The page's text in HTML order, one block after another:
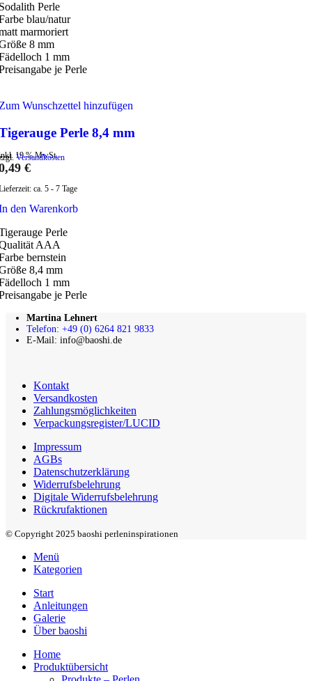
Perle
blau/natur
marmoriert
8 mm
1 mm
je Perle
Wunschzettel hinzufügen
Perle 8,4 mm
19 % MwSt.
Versandkosten
€
ca. 5 - 7 Tage
den Warenkorb
Perle
AAA
bernstein
8,4 mm
1 mm
je Perle
Martina Lehnert
Telefon: +49 (0) 6264 821 9833
E-Mail: info@baoshi.de
Kontakt
Versandkosten
Zahlungsmöglichkeiten
Verpackungsregister/LUCID
Impressum
AGBs
Datenschutzerklärung
Widerrufsbelehrung
Digitale Widerrufsbelehrung
Rückrufaktionen
© Copyright 2025 baoshi perleninspirationen
Menü
Kategorien
Start
Anleitungen
Galerie
Über baoshi
Home
Produktübersicht